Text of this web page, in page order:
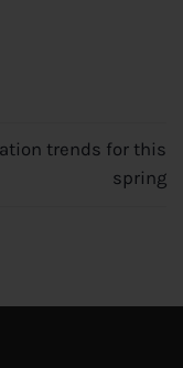
trends for this
spring